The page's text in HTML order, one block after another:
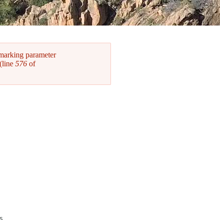
parameter
(line 576 of